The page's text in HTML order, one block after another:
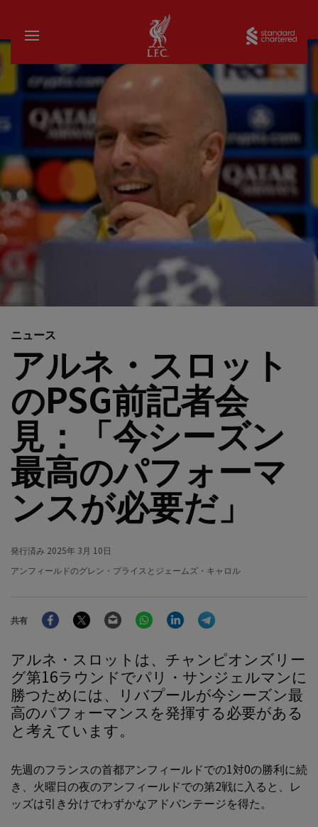
家
ニュース
アルネ・スロット
のPSG前記者会
見：「今シーズン
最高のパフォーマ
ンスが必要だ」
発行済み 2025年 3月 10日
アンフィールドのグレン・プライスとジェームズ・キャロル
共有
FacebookTwitter Email WhatsAppLinkedIn
アルネ・スロットは、チャンピオンズリー
グ第16ラウンドでパリ・サンジェルマンに
勝つためには、リバプールが今シーズン最
高のパフォーマンスを発揮する必要がある
と考えています。
先週のフランスの首都アンフィールドでの1対0の勝利に続
き、火曜日の夜のアンフィールドでの第2戦に入ると、レ
ッズは引き分けでわずかなアドバンテージを得た。